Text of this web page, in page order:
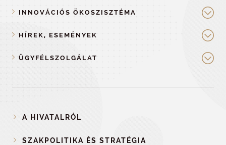
INNOVÁCIÓS ÖKOSZISZTÉMA
HÍREK, ESEMÉNYEK
ÜGYFÉLSZOLGÁLAT
A HIVATALRÓL
SZAKPOLITIKA ÉS STRATÉGIA